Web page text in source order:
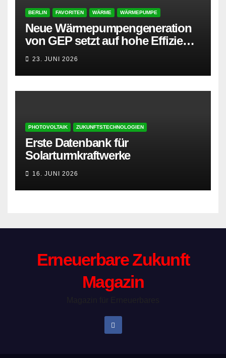
BERLIN FAVORITEN WÄRME WÄRMEPUMPE
Neue Wärmepumpengeneration
von GEP setzt auf hohe Effizienz
und besonders leisen Betrieb
23. JUNI 2026
PHOTOVOLTAIK ZUKUNFTSTECHNOLOGIEN
Erste Datenbank für
Solarturmkraftwerke
16. JUNI 2026
Erneuerbare Zukunft
Magazin